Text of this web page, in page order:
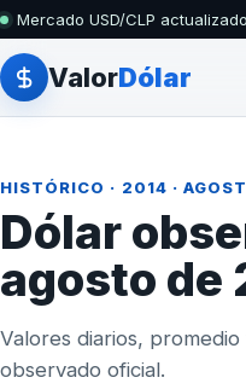
Mercado USD/CLP actualizado
ValorDólar
HISTÓRICO · 2014 ·
Dólar
agosto de
Valores diarios,
observado oficial.